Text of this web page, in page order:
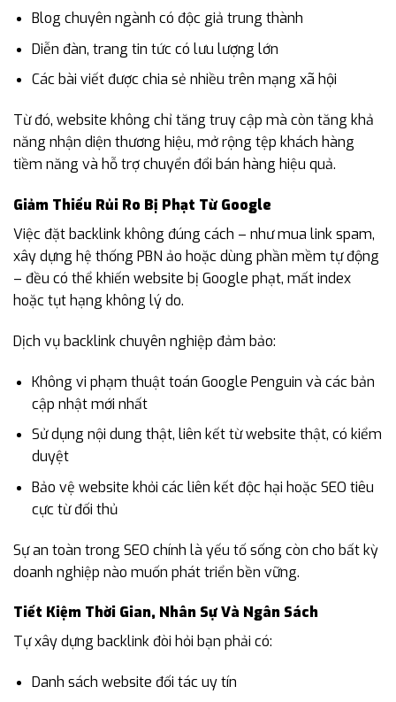
Blog chuyên ngành có độc giả trung thành
Diễn đàn, trang tin tức có lưu lượng lớn
Các bài viết được chia sẻ nhiều trên mạng xã hội
Từ đó, website không chỉ tăng truy cập mà còn tăng khả
năng nhận diện thương hiệu, mở rộng tệp khách hàng
tiềm năng và hỗ trợ chuyển đổi bán hàng hiệu quả.
Giảm Thiểu Rủi Ro Bị Phạt Từ Google
Việc đặt backlink không đúng cách – như mua link spam,
xây dựng hệ thống PBN ảo hoặc dùng phần mềm tự động
– đều có thể khiến website bị Google phạt, mất index
hoặc tụt hạng không lý do.
Dịch vụ backlink chuyên nghiệp đảm bảo:
Không vi phạm thuật toán Google Penguin và các bản
cập nhật mới nhất
Sử dụng nội dung thật, liên kết từ website thật, có kiểm
duyệt
Bảo vệ website khỏi các liên kết độc hại hoặc SEO tiêu
cực từ đối thủ
Sự an toàn trong SEO chính là yếu tố sống còn cho bất kỳ
doanh nghiệp nào muốn phát triển bền vững.
Tiết Kiệm Thời Gian, Nhân Sự Và Ngân Sách
Tự xây dựng backlink đòi hỏi bạn phải có:
Danh sách website đối tác uy tín